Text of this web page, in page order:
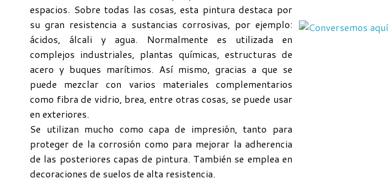
espacios. Sobre todas las cosas, esta pintura destaca por
su gran resistencia a sustancias corrosivas, por ejemplo:
ácidos, álcali y agua. Normalmente es utilizada en
complejos industriales, plantas químicas, estructuras de
acero y buques marítimos. Así mismo, gracias a que se
puede mezclar con varios materiales complementarios
como fibra de vidrio, brea, entre otras cosas, se puede usar
en exteriores.
Se utilizan mucho como capa de impresión, tanto para
proteger de la corrosión como para mejorar la adherencia
de las posteriores capas de pintura. También se emplea en
decoraciones de suelos de alta resistencia.